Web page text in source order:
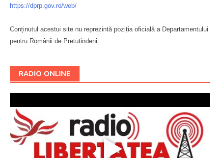
https://dprp.gov.ro/web/
Conținutul acestui site nu reprezintă poziția oficială a Departamentului
pentru Românii de Pretutindeni.
RADIO ONLINE